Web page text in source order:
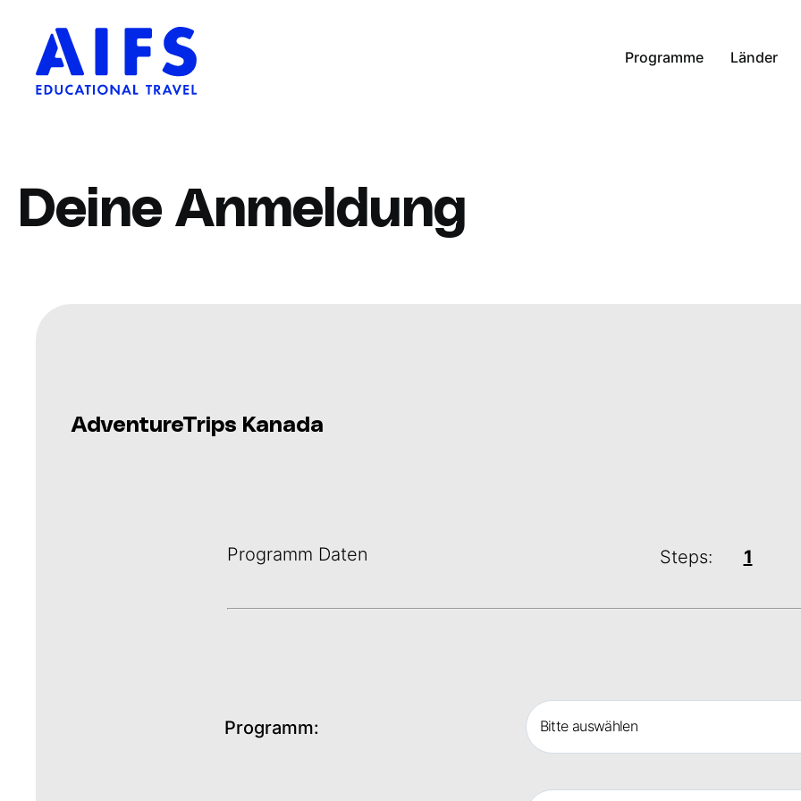
Programme Länder
Deine Anmeldung
AdventureTrips Kanada
Programm Daten Steps: 1
Programm: Bitte auswählen